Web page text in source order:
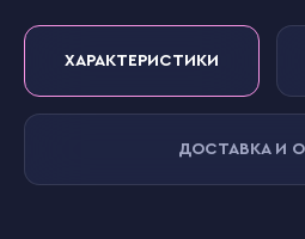
ХАРАКТЕРИСТИКИ
ДОСТАВКА И